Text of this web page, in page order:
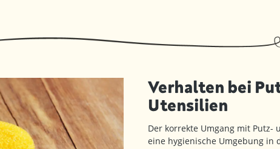
Verhalten bei
Utensilien
Der korrekte Umgang mit
eine hygienische Umgebung in